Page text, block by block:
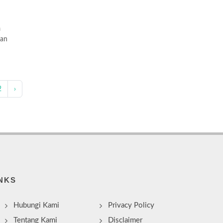
›
Hubungi Kami
Tentang Kami
Privacy Policy
Disclaimer